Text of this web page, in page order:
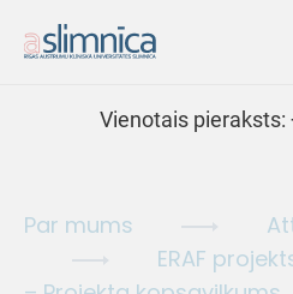
Vienotais pieraksts:
Par mums
ERAF